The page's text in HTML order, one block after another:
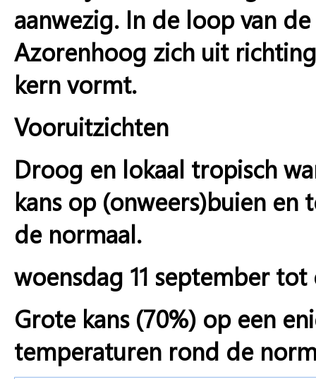
aanwezig. In de loop van
Azorenhoog zich uit
kern vormt.
Vooruitzichten
Droog en lokaal tropisch
kans op (onweers)buien
de normaal.
woensdag 11 september
Grote kans (70%) op een
temperaturen rond de